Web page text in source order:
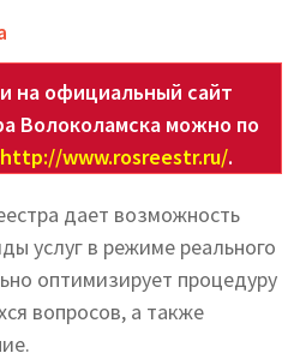
на официальный сайт
Волоколамска можно по
http://www.rosreestr.ru/.
дает возможность
услуг в режиме реального
оптимизирует процедуру
вопросов, а также